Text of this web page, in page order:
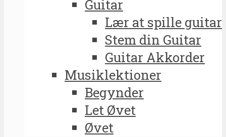
Guitar
Lær at spille guitar
Stem din Guitar
Guitar Akkorder
Musiklektioner
Begynder
Let Øvet
Øvet